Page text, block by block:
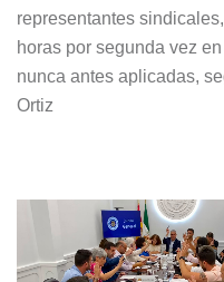
representantes
horas por segunda vez
nunca antes aplicadas,
Ortiz